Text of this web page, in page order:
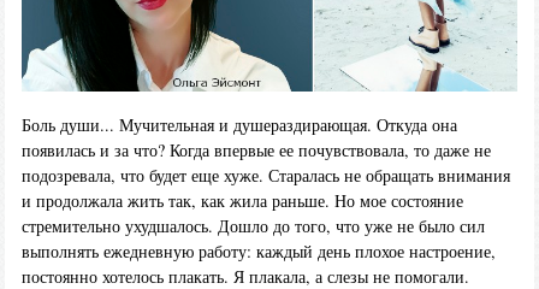
Боль души... Мучительная и душераздирающая. Откуда она
появилась и за что? Когда впервые ее почувствовала, то даже не
подозревала, что будет еще хуже. Старалась не обращать внимания
и продолжала жить так, как жила раньше. Но мое состояние
стремительно ухудшалось. Дошло до того, что уже не было сил
выполнять ежедневную работу: каждый день плохое настроение,
постоянно хотелось плакать. Я плакала, а слезы не помогали.